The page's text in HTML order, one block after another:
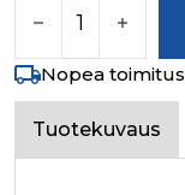
Nopea toimitus
Tuotekuvaus